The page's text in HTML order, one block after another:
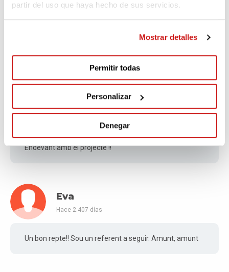
partir del uso que haya hecho de sus servicios.
Mostrar detalles
Permitir todas
Personalizar
Denegar
DOnación Mercedes y Ramón
Eduard
Endevant amb el projecte !!
Eva
Hace 2.407 días
Un bon repte!! Sou un referent a seguir. Amunt, amunt